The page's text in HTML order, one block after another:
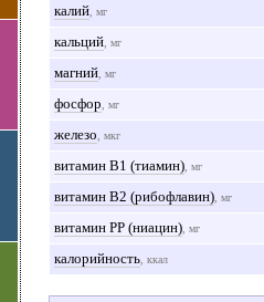
калий , мг
кальций , мг
магний , мг
фосфор , мг
железо , мкг
витамин В1 (тиамин) , мг
витамин В2 (рибофлавин) , мг
витамин РР (ниацин) , мг
калорийность , ккал